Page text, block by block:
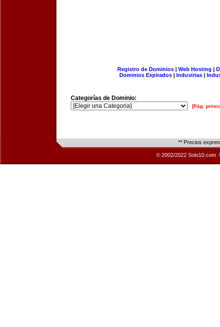
Registro de Dominios| Web Hosting |
Dominios Expirados | Industrias |
Categorías de Dominio:
[Pág.
** Precios
© 2002/2022 Solo10.com